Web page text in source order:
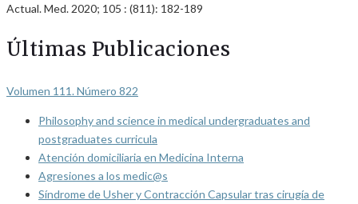
Actual. Med. 2020; 105 : (811): 182-189
Últimas Publicaciones
Volumen 111. Número 822
Philosophy and science in medical undergraduates and
postgraduates curricula
Atención domiciliaria en Medicina Interna
Agresiones a los medic@s
Síndrome de Usher y Contracción Capsular tras cirugía de